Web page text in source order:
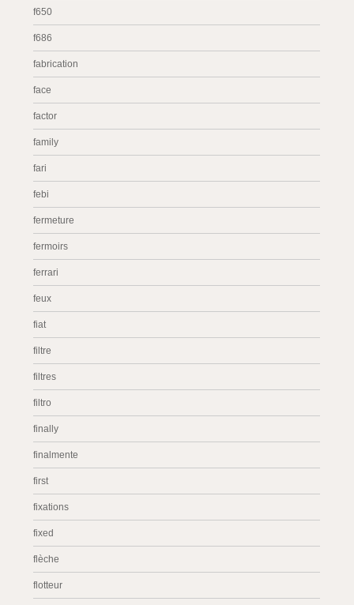
f650
f686
fabrication
face
factor
family
fari
febi
fermeture
fermoirs
ferrari
feux
fiat
filtre
filtres
filtro
finally
finalmente
first
fixations
fixed
flèche
flotteur